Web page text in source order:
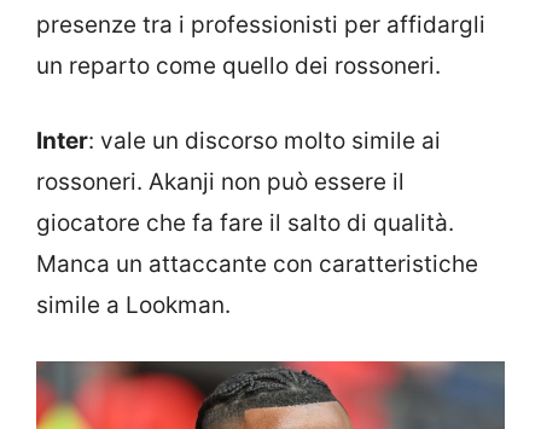
presenze tra i professionisti per affidargli
un reparto come quello dei rossoneri.
Inter: vale un discorso molto simile ai
rossoneri. Akanji non può essere il
giocatore che fa fare il salto di qualità.
Manca un attaccante con caratteristiche
simile a Lookman.